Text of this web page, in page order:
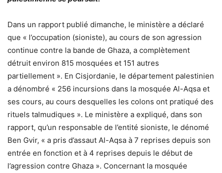
Dans un rapport publié dimanche, le ministère a déclaré
que « l’occupation (sioniste), au cours de son agression
continue contre la bande de Ghaza, a complètement
détruit environ 815 mosquées et 151 autres
partiellement ». En Cisjordanie, le département palestinien
a dénombré « 256 incursions dans la mosquée Al-Aqsa et
ses cours, au cours desquelles les colons ont pratiqué des
rituels talmudiques ». Le ministère a expliqué, dans son
rapport, qu’un responsable de l’entité sioniste, le dénomé
Ben Gvir, « a pris d’assaut Al-Aqsa à 7 reprises depuis son
entrée en fonction et à 4 reprises depuis le début de
l’agression contre Ghaza ». Concernant la mosquée